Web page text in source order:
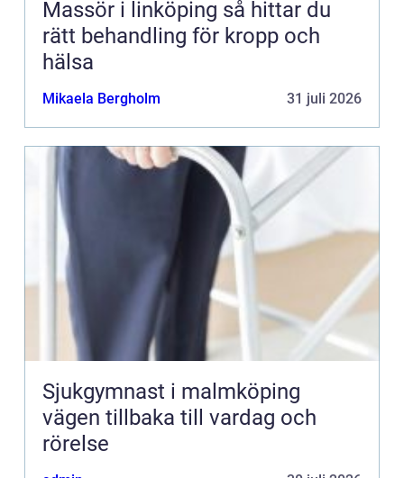
Massör i linköping så hittar du
rätt behandling för kropp och
hälsa
Mikaela Bergholm 31 juli 2026
Sjukgymnast i malmköping
vägen tillbaka till vardag och
rörelse